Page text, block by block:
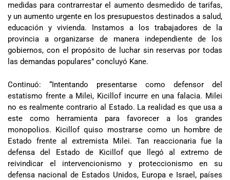
medidas para contrarrestar el aumento desmedido de tarifas,
y un aumento urgente en los presupuestos destinados a salud,
educación y vivienda. Instamos a los trabajadores de la
provincia a organizarse de manera independiente de los
gobiernos, con el propósito de luchar sin reservas por todas
las demandas populares” concluyó Kane.
Continuó: “Intentando presentarse como defensor del
estatismo frente a Milei, Kicillof incurre en una falacia. Milei
no es realmente contrario al Estado. La realidad es que usa a
este como herramienta para favorecer a los grandes
monopolios. Kicillof quiso mostrarse como un hombre de
Estado frente al extremista Milei. Tan reaccionaria fue la
defensa del Estado de Kicillof que llegó al extremo de
reivindicar el intervencionismo y proteccionismo en su
defensa nacional de Estados Unidos, Europa e Israel, países